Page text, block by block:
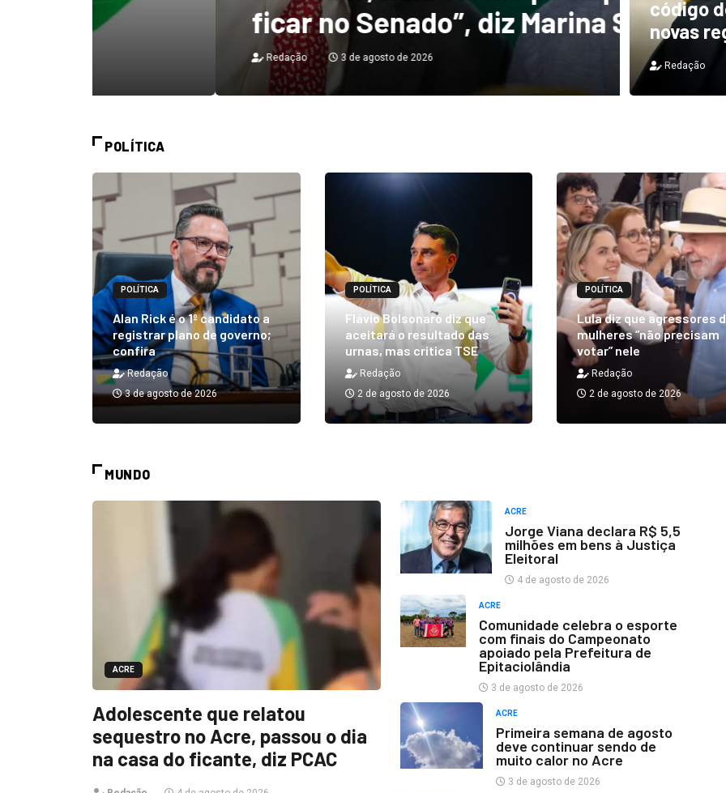
ficar no Senado”, diz Marina Silva
3 de agosto de 2026
código
novas
Redação
POLÍTICA
POLÍTICA
Alan Rick é o 1º candidato a
registrar plano de governo;
confira
Redação
3 de agosto de 2026
POLÍTICA
Flávio Bolsonaro diz que
aceitará o resultado das
urnas, mas critica TSE
Redação
2 de agosto de 2026
POLÍTICA
Lula diz que agressores
mulheres “não precisam
votar” nele
Redação
2 de agosto de 2026
MUNDO
ACRE
Adolescente que relatou
sequestro no Acre, passou o dia
na casa do ficante, diz PCAC
ACRE
Jorge Viana declara R$ 5,5
milhões em bens à Justiça
Eleitoral
4 de agosto de 2026
ACRE
Comunidade celebra o esporte
com finais do Campeonato
apoiado pela Prefeitura de
Epitaciolândia
3 de agosto de 2026
ACRE
Primeira semana de agosto
deve continuar sendo de
muito calor no Acre
3 de agosto de 2026